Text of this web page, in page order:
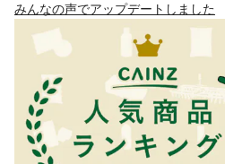
みんなの声でアップデートしました